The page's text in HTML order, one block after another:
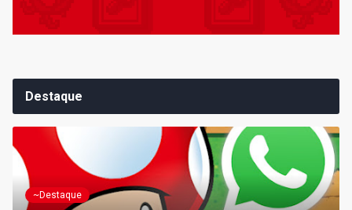
Destaque
~Destaque